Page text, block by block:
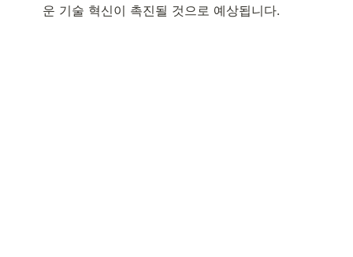
운 기술 혁신이 촉진될 것으로 예상됩니다.